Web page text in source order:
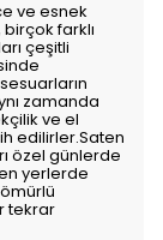
ve esnek
farklı
çeşitli
zamanda
ve el
edilirler.Saten
özel günlerde
yerlerde
tekrar